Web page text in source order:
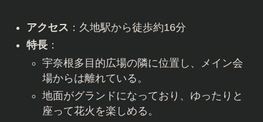
アクセス ：久地駅から徒歩約16分
特長：
宇奈根多目的広場の隣に位置し、メイン会
場からは離れている。
地面がグランドになっており、ゆったりと
座って花火を楽しめる。